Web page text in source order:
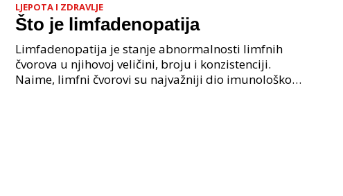
LJEPOTA I ZDRAVLJE
Što je limfadenopatija
Limfadenopatija je stanje abnormalnosti limfnih
čvorova u njihovoj veličini, broju i konzistenciji.
Naime, limfni čvorovi su najvažniji dio imunološkog